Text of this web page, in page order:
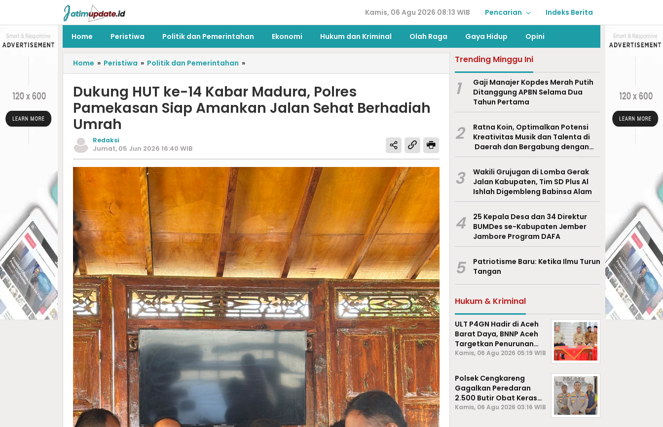
Kamis, 06 Agu 2026 08:13 WIB Pencarian Indeks Berita
Home Peristiwa Politik dan Pemerintahan Ekonomi Hukum dan Kriminal Olah Raga Gaya Hidup Opini
Home » Peristiwa » Politik dan Pemerintahan »
Dukung HUT ke-14 Kabar Madura, Polres
Pamekasan Siap Amankan Jalan Sehat Berhadiah
Umrah
Redaksi
Jumat, 05 Jun 2026 16:40 WIB
Trending Minggu Ini
1
Gaji Manajer Kopdes Merah Putih
Ditanggung APBN Selama Dua
Tahun Pertama
2
Ratna Koin, Optimalkan Potensi
Kreativitas Musik dan Talenta di
Daerah dan Bergabung dengan
Ekraf Pasuruan
3
Wakili Grujugan di Lomba Gerak
Jalan Kabupaten, Tim SD Plus Al
Ishlah Digembleng Babinsa Alam
4
25 Kepala Desa dan 34 Direktur
BUMDes se-Kabupaten Jember
Jambore Program DAFA
5
Patriotisme Baru: Ketika Ilmu Turun
Tangan
Hukum & Kriminal
ULT P4GN Hadir di Aceh
Barat Daya, BNNP Aceh
Targetkan Penurunan
Penyalahgunaan
Kamis, 06 Agu 2026 05:19 WIB
Polsek Cengkareng
Gagalkan Peredaran
2.500 Butir Obat Keras
Daftar G, Satu Pengedar
Kamis, 06 Agu 2026 03:16 WIB